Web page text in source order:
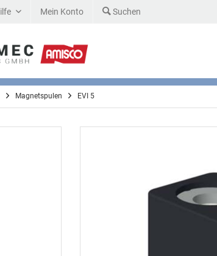
Mein Konto Suchen
Magnetspulen EVI 5